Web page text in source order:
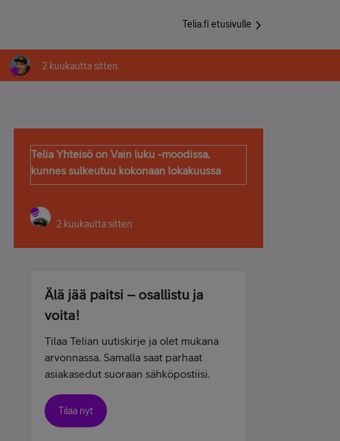
Telia.fi etusivulle
2 kuukautta sitten
Telia Yhteisö on Vain luku -moodissa,
kunnes sulkeutuu kokonaan lokakuussa
2 kuukautta sitten
Älä jää paitsi – osallistu ja
voita!
Tilaa Telian uutiskirje ja olet mukana
arvonnassa. Samalla saat parhaat
asiakasedut suoraan sähköpostiisi.
Tilaa nyt